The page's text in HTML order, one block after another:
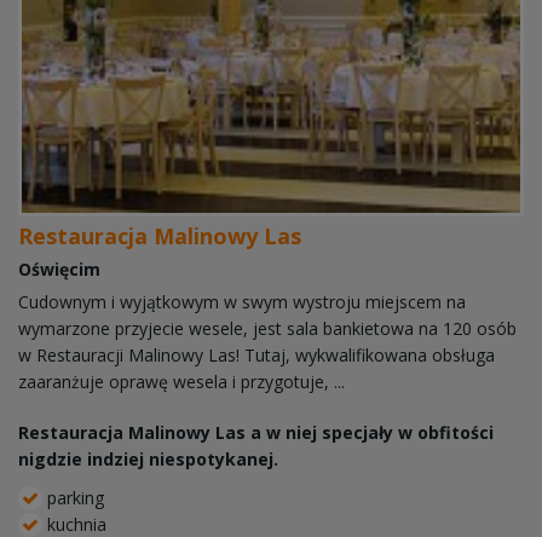
Restauracja Malinowy Las
Oświęcim
Cudownym i wyjątkowym w swym wystroju miejscem na
wymarzone przyjecie wesele, jest sala bankietowa na 120 osób
w Restauracji Malinowy Las! Tutaj, wykwalifikowana obsługa
zaaranżuje oprawę wesela i przygotuje, ...
Restauracja Malinowy Las a w niej specjały w obfitości
nigdzie indziej niespotykanej.
parking
kuchnia